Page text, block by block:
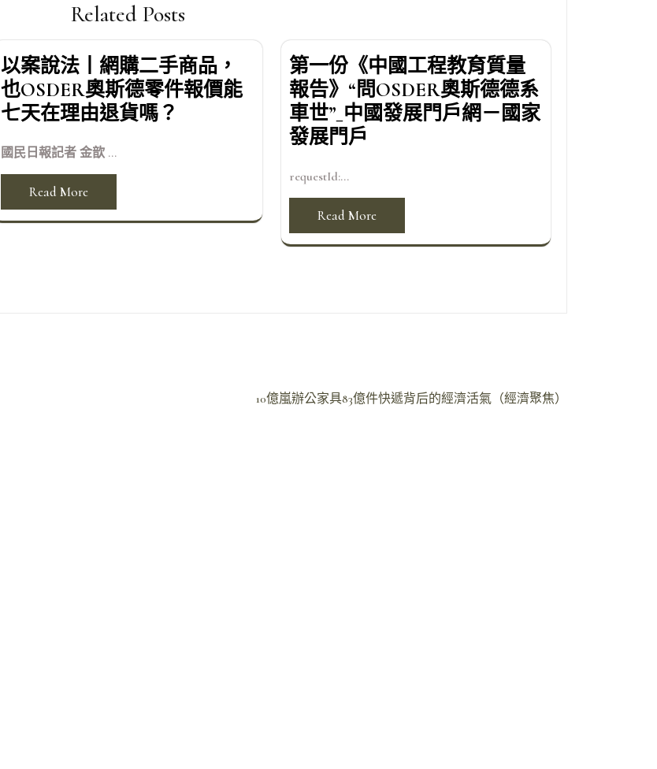
Related Posts
以案說法丨網購二手商品，
也OSDER奧斯德零件報價能
七天在理由退貨嗎？
國民日報記者 金歆 ...
Read More
第一份《中國工程教育質量
報告》“問OSDER奧斯德德系
車世”_中國發展門戶網－國家
發展門戶
requestId:...
Read More
10億嵐辦公家具83億件快遞背后的經濟活氣（經濟聚焦）